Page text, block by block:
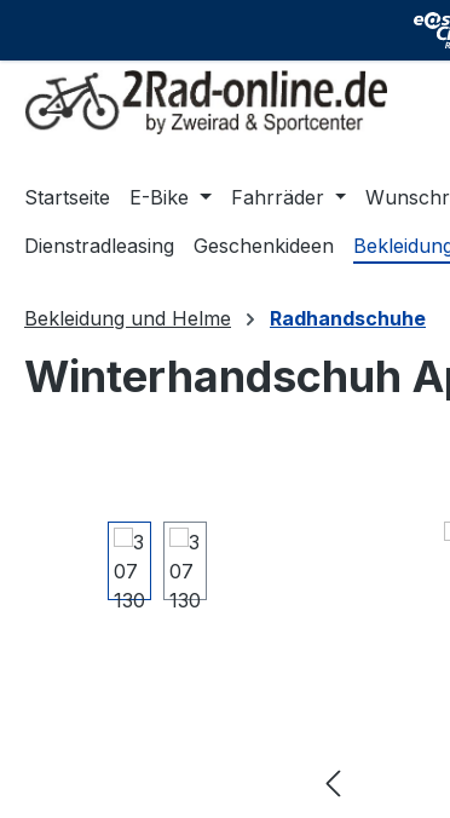
Hauptinhalt springen
Zur Suche springen
Zur Hauptnavigation springen
Startseite E-Bike Fahrräder
Dienstradleasing
Geschenkideen
Bekleidung und Helme Radhandschuhe
Winterhandschuh
Bildergalerie überspringen